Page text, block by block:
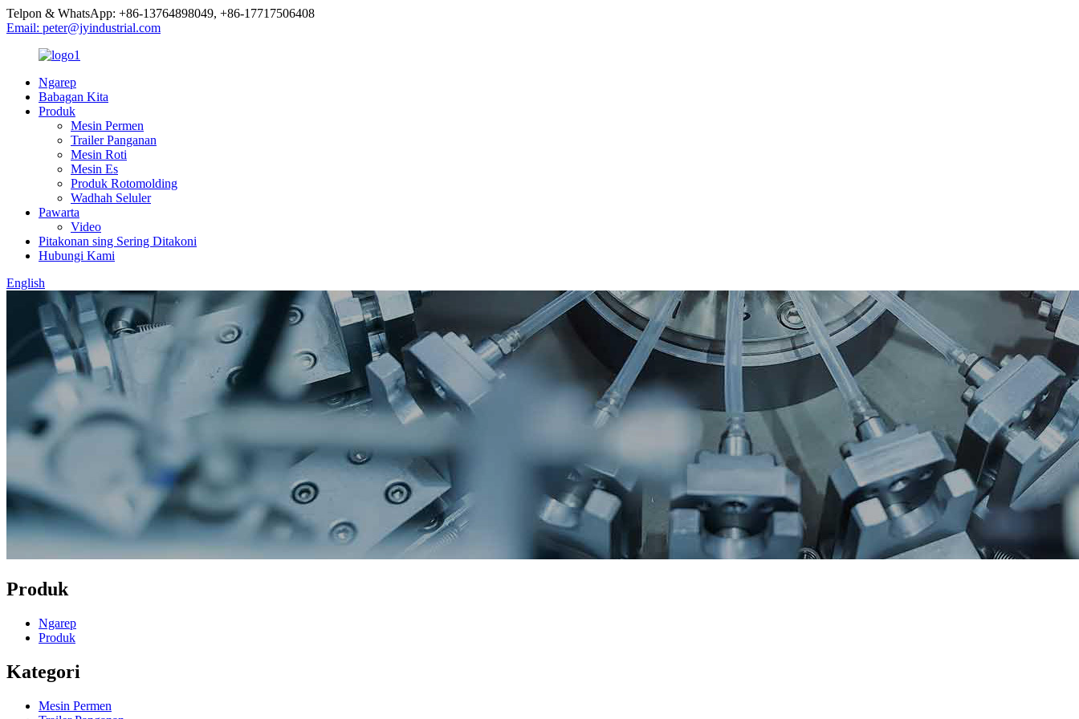
Telpon & WhatsApp: +86-13764898049, +86-17717506408
Email: peter@jyindustrial.com
Ngarep
Babagan Kita
Produk
Mesin Permen
Trailer Panganan
Mesin Roti
Mesin Es
Produk Rotomolding
Wadhah Seluler
Pawarta
Video
Pitakonan sing Sering Ditakoni
Hubungi Kami
English
Produk
Ngarep
Produk
Kategori
Mesin Permen